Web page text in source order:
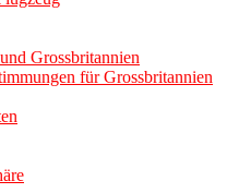
Grossbritannien
für Grossbritannien